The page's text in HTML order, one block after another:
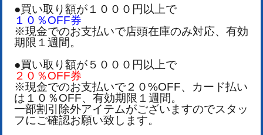
●買い取り額が１０００円以上で
１０％OFF券
※現金でのお支払いで店頭在庫のみ対応、有効
期限１週間。
●買い取り額が５０００円以上で
２０％OFF券
※現金でのお支払いで２０%OFF、カード払い
は１０％OFF、有効期限１週間。
一部割引除外アイテムがございますのでスタッ
フにご確認お願い致します。